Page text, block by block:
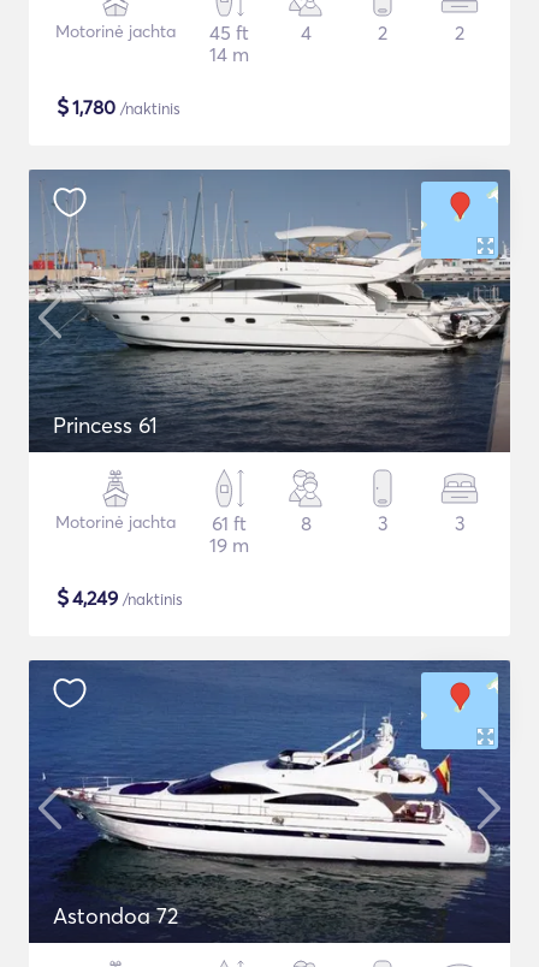
Motorinė jachta
45 ft
14 m
4 2 2
$1,780 /naktinis
Princess 61
Motorinė jachta
61 ft
19 m
8 3 3
$4,249 /naktinis
Astondoa 72